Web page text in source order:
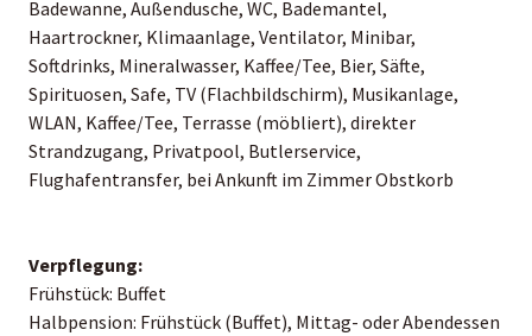
Badewanne, Außendusche, WC, Bademantel,
Haartrockner, Klimaanlage, Ventilator, Minibar,
Softdrinks, Mineralwasser, Kaffee/Tee, Bier, Säfte,
Spirituosen, Safe, TV (Flachbildschirm), Musikanlage,
WLAN, Kaffee/Tee, Terrasse (möbliert), direkter
Strandzugang, Privatpool, Butlerservice,
Flughafentransfer, bei Ankunft im Zimmer Obstkorb
Verpflegung:
Frühstück: Buffet
Halbpension: Frühstück (Buffet), Mittag- oder Abendessen